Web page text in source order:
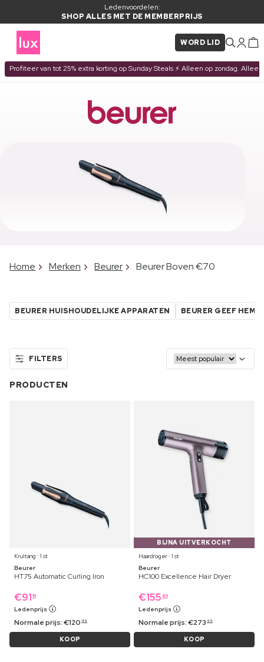
Ledenvoordelen:
SHOP ALLES MET DE MEMBERPRIJS
WORD LID
Profiteer van tot 25% extra korting op Sunday Steals ⚡ Alleen op zondag.
Home Merken Beurer Beurer Boven €70
BEURER HUISHOUDELIJKE APPARATEN BEURER GEEF HEM
FILTERS
PRODUCTEN
Krultang ⋅ 1 st
Beurer
HT75 Automatic Curling Iron
€91 19
Ledenprijs
Normale prijs:€120 49
KOOP
BIJNA UITVERKOCHT
Haardroger ⋅ 1 st
Beurer
HC100 Excellence Hair Dryer
€155 89
Ledenprijs
Normale prijs:€273 99
KOOP